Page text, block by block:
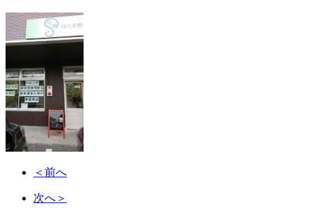
＜前へ
次へ＞